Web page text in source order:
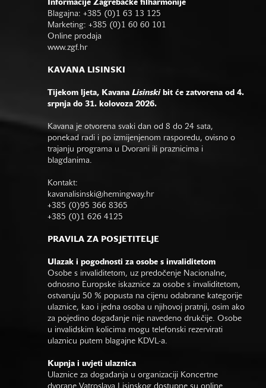
Informacije Zagrebačke filharmonije
Blagajna: +385 (0)1 63 13 125
Marketing: +385 (0)1 60 60 101
Online prodaja
www.zgf.hr
KAVANA LISINSKI
Tijekom ljeta, Kavana Lisinskibit će zatvorena od 4.
srpnja do 31. kolovoza 2026.
Kavana je otvorena svaki dan od 8 do 24 sata,
ponekad radi i po izmijenjenom rasporedu, ovisno o
trajanju programa u Dvorani ili praznicima i
blagdanima.
Kontakt:
kavanalisinski@hemingway.hr
+385 (0)95 366 8365
+385 (0)1 626 4125
PRAVILA ZA POSJETITELJE
Ulazak i pogodnosti za osobe s invaliditetom
Osobe s invaliditetom, uz predočenje Nacionalne,
odnosno Europske iskaznice za osobe s invaliditetom,
ostvaruju 50 % popusta na cijenu odabrane kategorije
ulaznice, kao i jedna osoba u njihovoj pratnji, osim ako
za pojedino događanje nije navedeno drukčije. Osobe
u invalidskim kolicima mogu telefonski rezervirati
ulaznicu putem blagajne KDVL-a.
Kupnja i uvjeti ulaznica
Ulaznice za događanja u organizaciji Koncertne
dvorane Vatroslava Lisinskog dostupne su online